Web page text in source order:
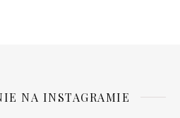
NA INSTAGRAMIE